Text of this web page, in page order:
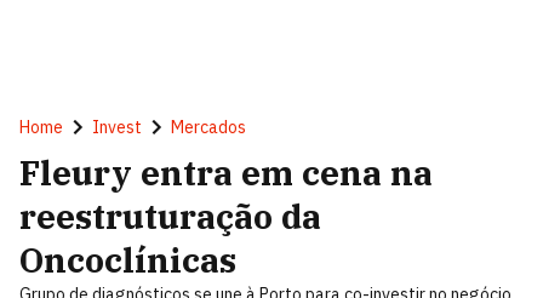
Home Invest Mercados
Fleury entra em cena na
reestruturação da
Oncoclínicas